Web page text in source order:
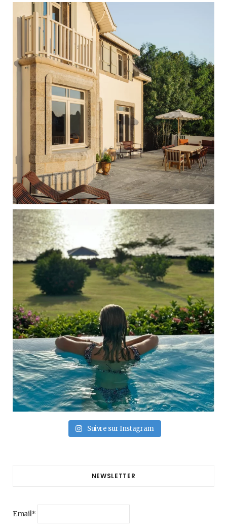
Suivre sur Instagram
NEWSLETTER
Email*